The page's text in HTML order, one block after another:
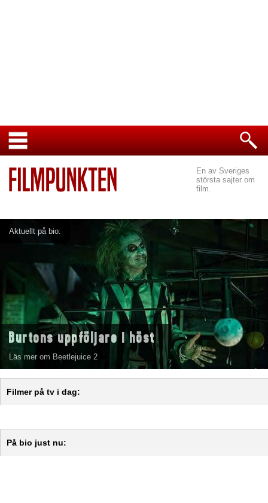
En av Sveriges
största sajter om
film.
Aktuellt på bio:
Burtons uppföljare i höst
Läs mer om Beetlejuice 2
Filmer på tv i dag:
På bio just nu: